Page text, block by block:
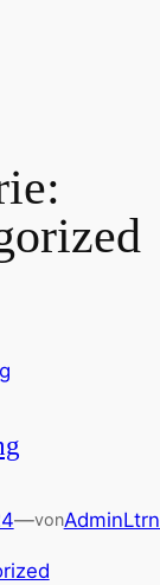
—von